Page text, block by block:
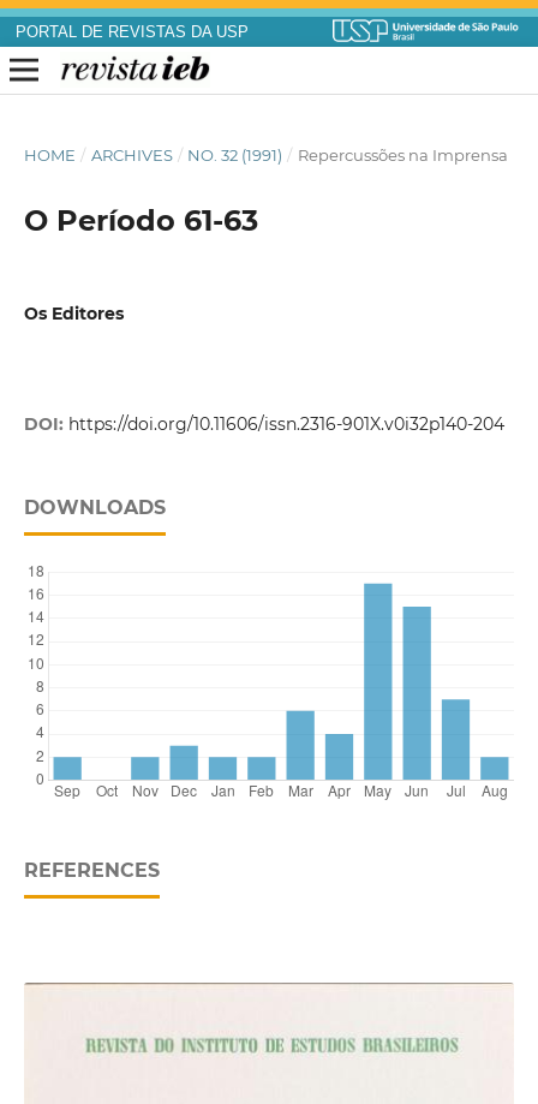
PORTAL DE REVISTAS DA USP
HOME / ARCHIVES / NO. 32 (1991) / Repercussões na Imprensa
O Período 61-63
Os Editores
DOI: https://doi.org/10.11606/issn.2316-901X.v0i32p140-204
DOWNLOADS
REFERENCES